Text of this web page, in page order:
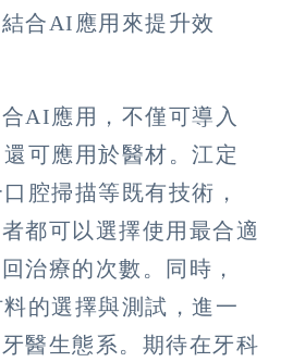
合AI應用來提升效
AI應用，不僅可導入
可應用於醫材。江定
腔掃描等既有技術，
都可以選擇使用最合適
治療的次數。同時，
的選擇與測試，進一
醫生態系。期待在牙科